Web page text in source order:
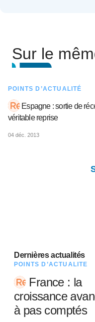
Sur le
POINTS D’ACTUALITÉ
Espagne : sortie de
véritable reprise
04 déc. 2013
Dernières actualités
POINTS D’ACTUALITÉ
France : la
croissance
à pas comptés